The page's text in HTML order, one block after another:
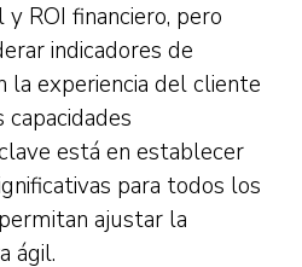
y ROI financiero, pero
indicadores de
la experiencia del cliente
capacidades
está en establecer
para todos los
ajustar la
ágil.